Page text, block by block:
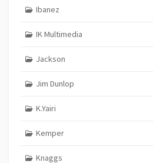
Ibanez
IK Multimedia
Jackson
Jim Dunlop
K.Yairi
Kemper
Knaggs